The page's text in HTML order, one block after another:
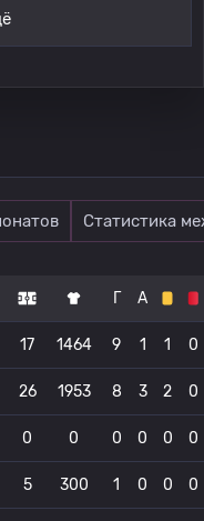
Статистика
Г А
17 1464 9 1 1 0
26 1953 8 3 2 0
0 0 0 0 0 0
5 300 1 0 0 0